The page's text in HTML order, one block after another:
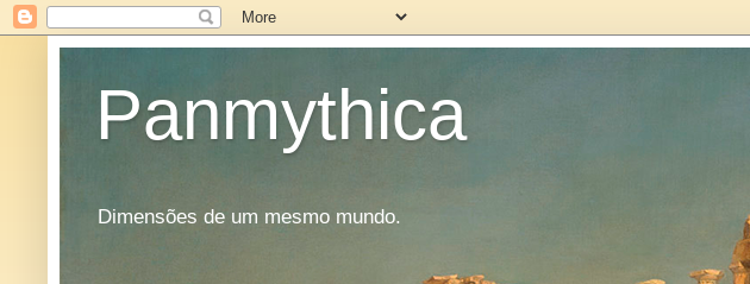
Panmythica
Dimensões de um mesmo mundo.